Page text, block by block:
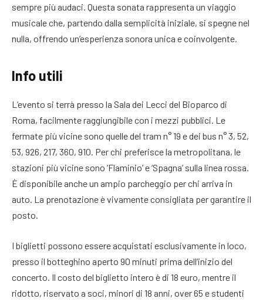
sempre più audaci. Questa sonata rappresenta un viaggio
musicale che, partendo dalla semplicità iniziale, si spegne nel
nulla, offrendo un’esperienza sonora unica e coinvolgente.
Info utili
L’evento si terrà presso la Sala dei Lecci del Bioparco di
Roma, facilmente raggiungibile con i mezzi pubblici. Le
fermate più vicine sono quelle del tram n° 19 e dei bus n° 3, 52,
53, 926, 217, 360, 910. Per chi preferisce la metropolitana, le
stazioni più vicine sono ‘Flaminio’ e ‘Spagna’ sulla linea rossa.
È disponibile anche un ampio parcheggio per chi arriva in
auto. La prenotazione è vivamente consigliata per garantire il
posto.
I biglietti possono essere acquistati esclusivamente in loco,
presso il botteghino aperto 90 minuti prima dell’inizio del
concerto. Il costo del biglietto intero è di 18 euro, mentre il
ridotto, riservato a soci, minori di 18 anni, over 65 e studenti